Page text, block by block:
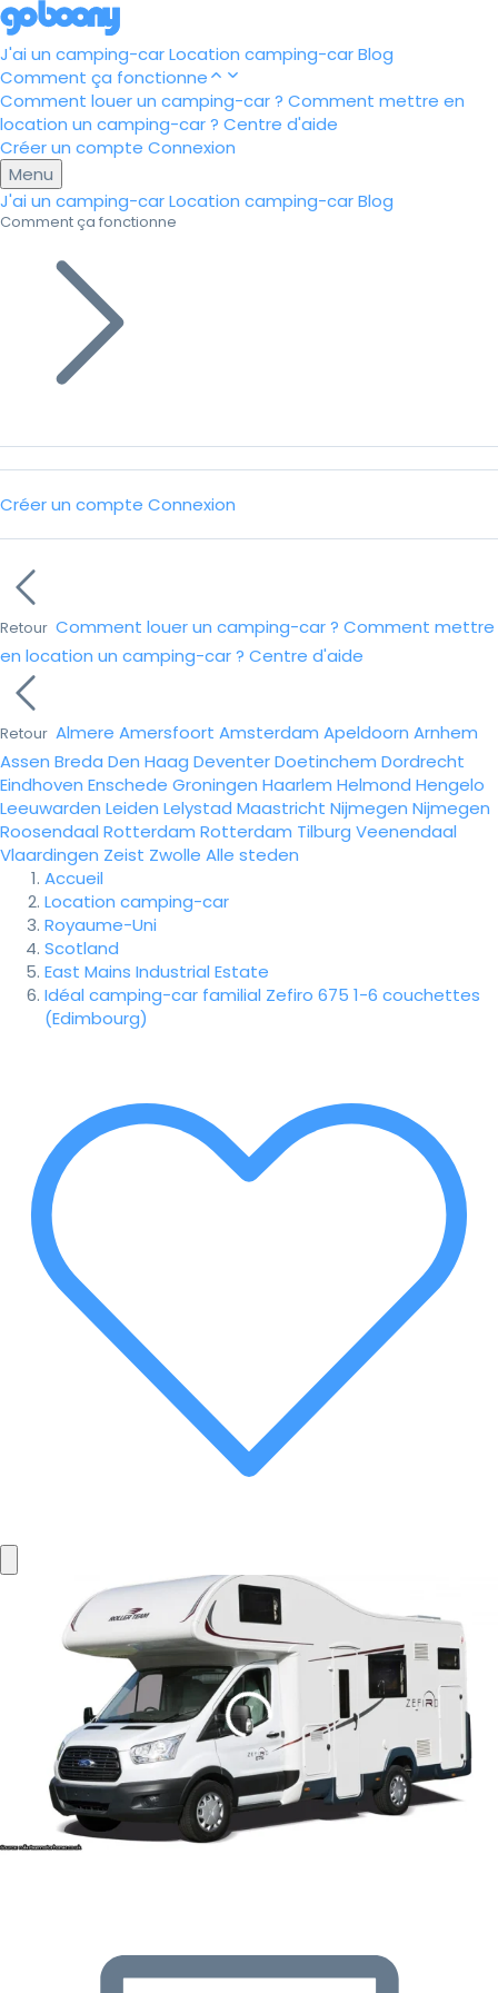
J'ai un camping-carLocation camping-carBlog
Comment ça fonctionne
Comment louer un camping-car ? Comment mettre en
location un camping-car ? Centre d'aide
Créer un compte Connexion
Menu
J'ai un camping-carLocation camping-carBlog
Comment ça fonctionne
Créer un compte Connexion
Retour Comment louer un camping-car ? Comment mettre
en location un camping-car ? Centre d'aide
Retour Almere Amersfoort Amsterdam Apeldoorn Arnhem
Assen Breda Den Haag DeventerDoetinchem Dordrecht
Eindhoven Enschede Groningen Haarlem Helmond Hengelo
Leeuwarden Leiden Lelystad Maastricht Nijmegen Nijmegen
Roosendaal Rotterdam Rotterdam Tilburg Veenendaal
Vlaardingen Zeist Zwolle Alle steden
Accueil
Location camping-car
Royaume-Uni
Scotland
East Mains Industrial Estate
Idéal camping-car familial Zefiro 675 1-6 couchettes
(Edimbourg)